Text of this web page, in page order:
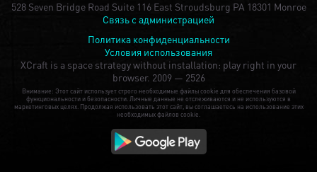
528 Seven Bridge Road Suite 116 East Stroudsburg PA 18301 Monroe
Связь с администрацией
Политика конфиденциальности
Условия использования
XCraft is a space strategy without installation: play right in your
browser. 2009 — 2526
Внимание: Этот сайт использует строго необходимые файлы cookie для обеспечения базовой
функциональности и безопасности. Личные данные не отслеживаются и не используются в
маркетинговых целях. Продолжая использовать этот сайт, вы соглашаетесь на использование этих
необходимых файлов cookie.